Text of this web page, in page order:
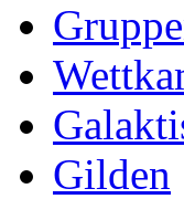
Gilden